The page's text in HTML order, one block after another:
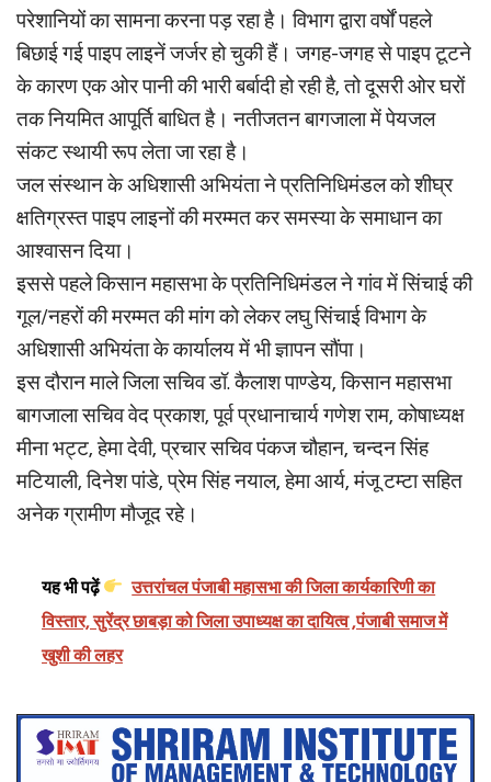
परेशानियों का सामना करना पड़ रहा है। विभाग द्वारा वर्षों पहले
बिछाई गई पाइप लाइनें जर्जर हो चुकी हैं। जगह-जगह से पाइप टूटने
के कारण एक ओर पानी की भारी बर्बादी हो रही है, तो दूसरी ओर घरों
तक नियमित आपूर्ति बाधित है। नतीजतन बागजाला में पेयजल
संकट स्थायी रूप लेता जा रहा है।
जल संस्थान के अधिशासी अभियंता ने प्रतिनिधिमंडल को शीघ्र
क्षतिग्रस्त पाइप लाइनों की मरम्मत कर समस्या के समाधान का
आश्वासन दिया।
इससे पहले किसान महासभा के प्रतिनिधिमंडल ने गांव में सिंचाई की
गूल/नहरों की मरम्मत की मांग को लेकर लघु सिंचाई विभाग के
अधिशासी अभियंता के कार्यालय में भी ज्ञापन सौंपा।
इस दौरान माले जिला सचिव डॉ. कैलाश पाण्डेय, किसान महासभा
बागजाला सचिव वेद प्रकाश, पूर्व प्रधानाचार्य गणेश राम, कोषाध्यक्ष
मीना भट्ट, हेमा देवी, प्रचार सचिव पंकज चौहान, चन्दन सिंह
मटियाली, दिनेश पांडे, प्रेम सिंह नयाल, हेमा आर्य, मंजू टम्टा सहित
अनेक ग्रामीण मौजूद रहे।
यह भी पढ़ें
उत्तरांचल पंजाबी महासभा की जिला कार्यकारिणी का
विस्तार, सुरेंद्र छाबड़ा को जिला उपाध्यक्ष का दायित्व ,पंजाबी समाज में
खुशी की लहर